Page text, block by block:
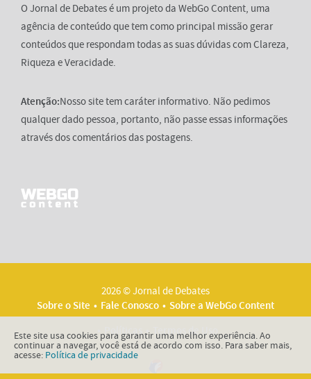
O Jornal de Debates é um projeto da WebGo Content, uma
agência de conteúdo que tem como principal missão gerar
conteúdos que respondam todas as suas dúvidas com Clareza,
Riqueza e Veracidade.
Atenção:Nosso site tem caráter informativo. Não pedimos
qualquer dado pessoa, portanto, não passe essas informações
através dos comentários das postagens.
2026 © Jornal de Debates
Sobre o Site
Fale Conosco
Sobre a WebGo Content
Termos de Uso
Este site usa cookies para garantir uma melhor experiência. Ao
continuar a navegar, você está de acordo com isso. Para saber mais,
acesse: Política de privacidade